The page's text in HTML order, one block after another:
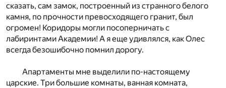
сказать, сам замок, построенный из странного белого
камня, по прочности превосходящего гранит, был
огромен! Коридоры могли посоперничать с
лабиринтами Академии! А я еще удивлялся, как Олес
всегда безошибочно помнил дорогу.
Апартаменты мне выделили по-настоящему
царские. Три большие комнаты, ванная комната,